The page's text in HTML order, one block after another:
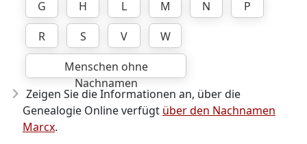
G
H L M N
P
R
S V
W
Menschen ohne
Nachnamen
Zeigen Sie die Informationen an, über die
Genealogie Online verfügt über den Nachnamen
Marcx.